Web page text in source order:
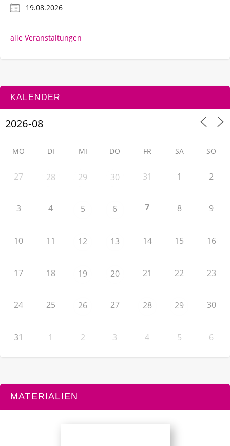
19.08.2026
alle Veranstaltungen
KALENDER
MO DI MI DO FR SA SO
27 28 29 30 31 1 2
3 4 5 6 7 8 9
10 11 12 13 14 15 16
17 18 19 20 21 22 23
24 25 26 27 28 29 30
31 1 2 3 4 5 6
MATERIALIEN